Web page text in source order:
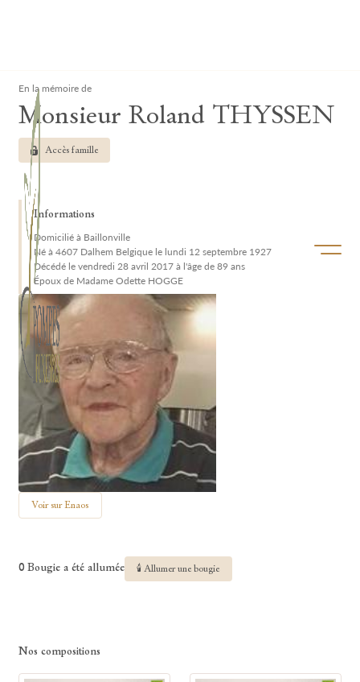
Ouvrir/
En la mémoire de
Monsieur Roland THYSSEN
Accès famille
Informations
Domicilié à Baillonville
Né à 4607 Dalhem Belgique le lundi 12 septembre 1927
Décédé le vendredi 28 avril 2017 à l'âge de 89 ans
Époux de Madame Odette HOGGE
Voir sur Enaos
0 Bougie a été allumée 🕯 Allumer une bougie
Nos compositions